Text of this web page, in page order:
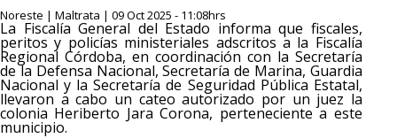
Noreste | Maltrata | 09 Oct 2025 - 11:08hrs
La Fiscalía General del Estado informa que fiscales,
peritos y policías ministeriales adscritos a la Fiscalía
Regional Córdoba, en coordinación con la Secretaría
de la Defensa Nacional, Secretaría de Marina, Guardia
Nacional y la Secretaría de Seguridad Pública Estatal,
llevaron a cabo un cateo autorizado por un juez la
colonia Heriberto Jara Corona, perteneciente a este
municipio.